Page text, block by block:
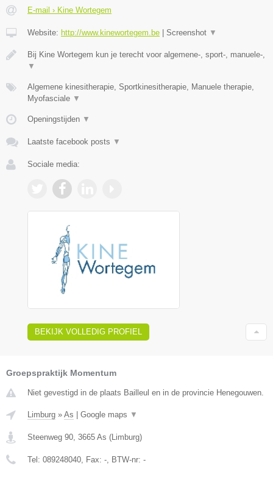
E-mail › Kine Wortegem
Website: http://www.kinewortegem.be | Screenshot ▼
Bij Kine Wortegem kun je terecht voor algemene-, sport-, manuele-,
▼
Algemene kinesitherapie, Sportkinesitherapie, Manuele therapie,
Myofasciale ▼
Openingstijden ▼
Laatste facebook posts ▼
Sociale media:
BEKIJK VOLLEDIG PROFIEL
Groepspraktijk Momentum
Niet gevestigd in de plaats Bailleul en in de provincie Henegouwen.
Limburg » As Google maps ▼
Steenweg 90, 3665 As (Limburg)
Tel: 089248040, Fax: -, BTW-nr: -